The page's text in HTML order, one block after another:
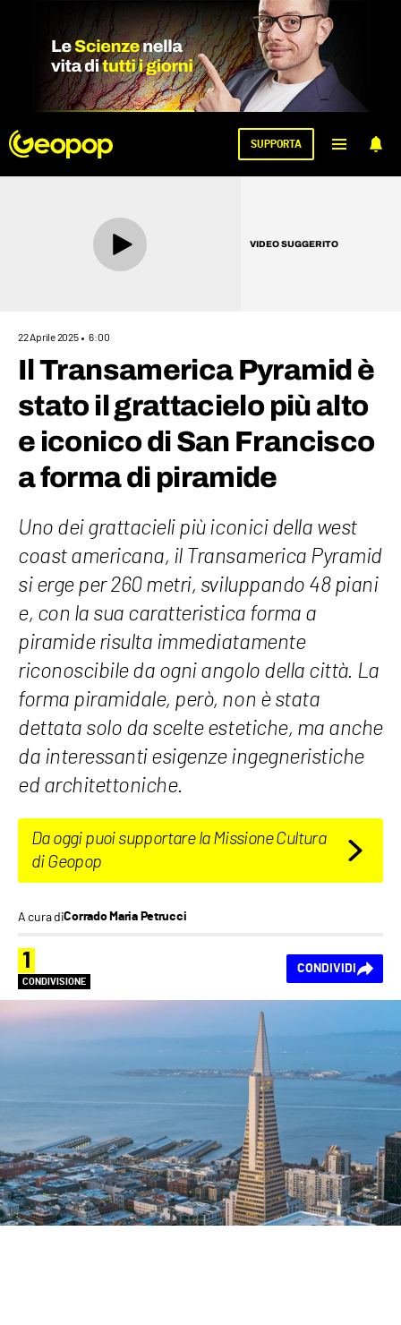
SUPPORTA
VIDEO SUGGERITO
22 Aprile 2025 6:00
Il Transamerica Pyramid è
stato il grattacielo più alto
e iconico di San Francisco
a forma di piramide
Uno dei grattacieli più iconici della west
coast americana, il Transamerica Pyramid
si erge per 260 metri, sviluppando 48 piani
e, con la sua caratteristica forma a
piramide risulta immediatamente
riconoscibile da ogni angolo della città. La
forma piramidale, però, non è stata
dettata solo da scelte estetiche, ma anche
da interessanti esigenze ingegneristiche
ed architettoniche.
Da oggi puoi supportare la Missione Cultura
di Geopop
A cura diCorrado Maria Petrucci
1
CONDIVISIONE
CONDIVIDI